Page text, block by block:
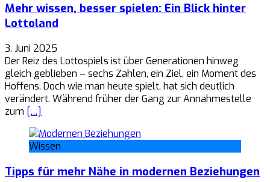
Mehr wissen, besser spielen: Ein Blick hinter
Lottoland
3. Juni 2025
Der Reiz des Lottospiels ist über Generationen hinweg
gleich geblieben – sechs Zahlen, ein Ziel, ein Moment des
Hoffens. Doch wie man heute spielt, hat sich deutlich
verändert. Während früher der Gang zur Annahmestelle
zum […]
Wissen
Tipps für mehr Nähe in modernen Beziehungen